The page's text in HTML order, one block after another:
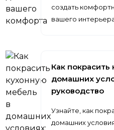
создать
вашего
Как
домашних
руководство
Узнайте, как
домашних